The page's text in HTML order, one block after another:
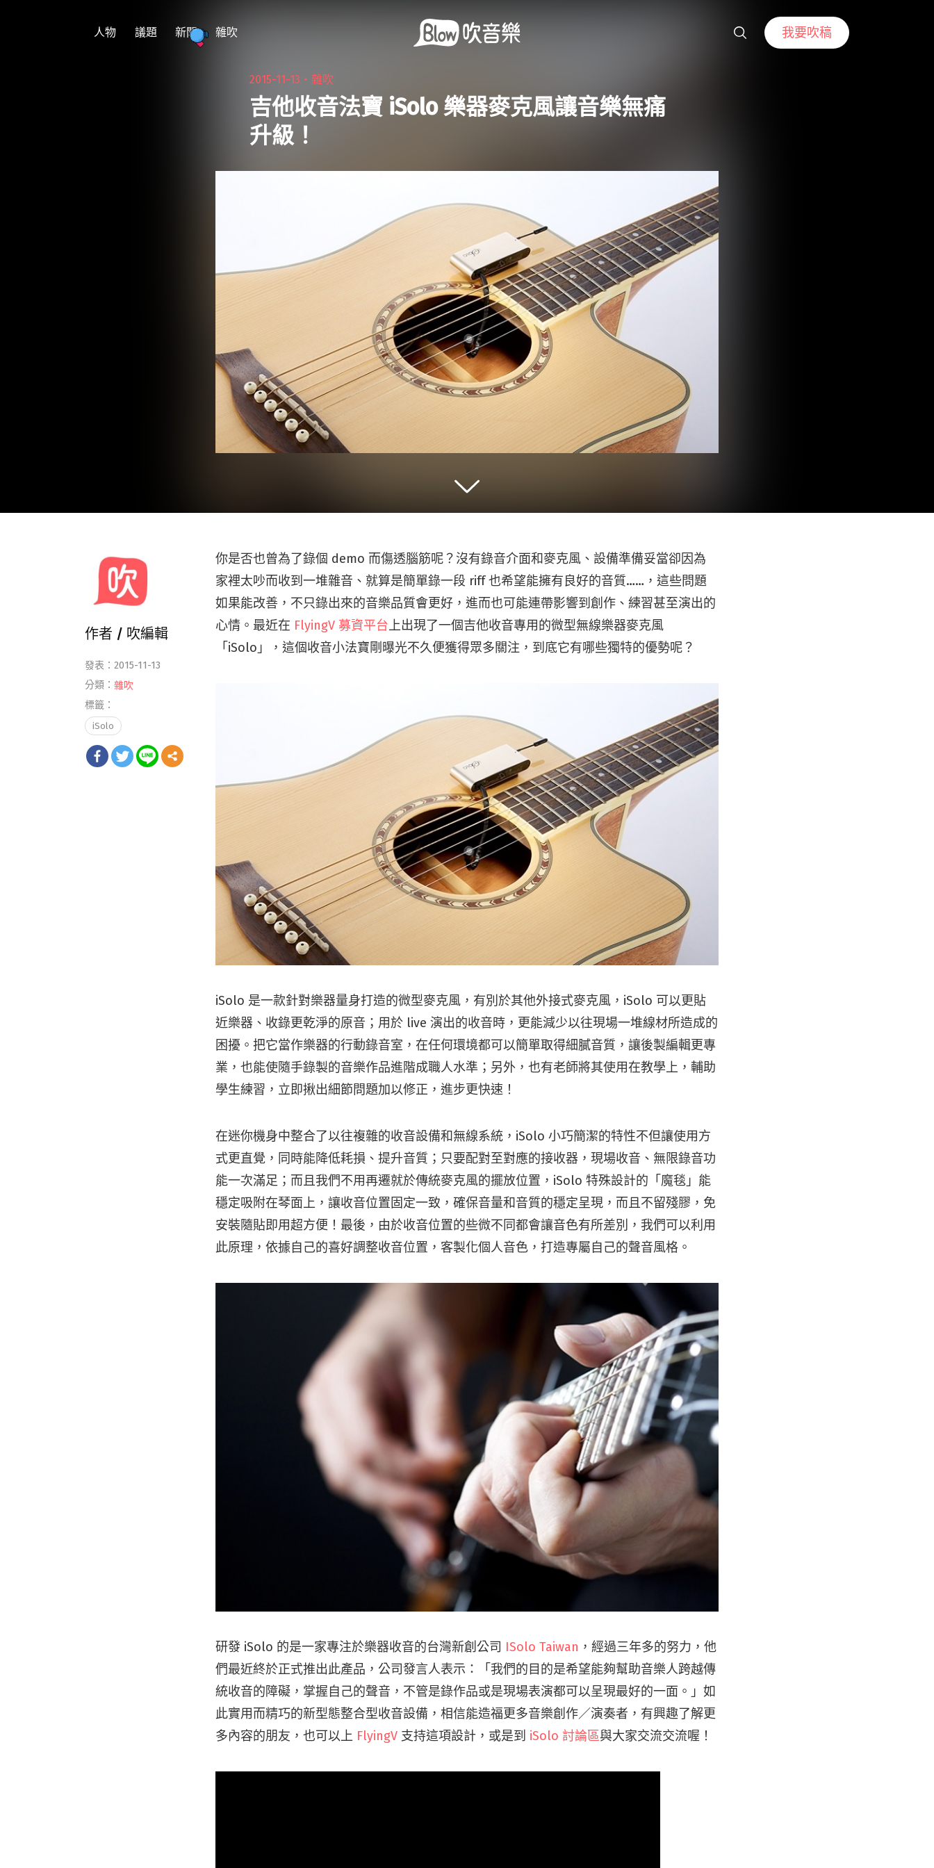
人物 議題 新聞 雜吹 我要吹稿
2015-11-13・雜吹
吉他收音法寶 iSolo 樂器麥克風讓音樂無痛
升級！
你是否也曾為了錄個 demo 而傷透腦筋呢？沒有錄音介面和麥克風、設備準備妥當卻因為
家裡太吵而收到一堆雜音、就算是簡單錄一段 riff 也希望能擁有良好的音質……，這些問題
如果能改善，不只錄出來的音樂品質會更好，進而也可能連帶影響到創作、練習甚至演出的
心情。最近在 FlyingV 募資平台上出現了一個吉他收音專用的微型無線樂器麥克風
「iSolo」，這個收音小法寶剛曝光不久便獲得眾多關注，到底它有哪些獨特的優勢呢？
iSolo 是一款針對樂器量身打造的微型麥克風，有別於其他外接式麥克風，iSolo 可以更貼
近樂器、收錄更乾淨的原音；用於 live 演出的收音時，更能減少以往現場一堆線材所造成的
困擾。把它當作樂器的行動錄音室，在任何環境都可以簡單取得細膩音質，讓後製編輯更專
業，也能使隨手錄製的音樂作品進階成職人水準；另外，也有老師將其使用在教學上，輔助
學生練習，立即揪出細節問題加以修正，進步更快速！
在迷你機身中整合了以往複雜的收音設備和無線系統，iSolo 小巧簡潔的特性不但讓使用方
式更直覺，同時能降低耗損、提升音質；只要配對至對應的接收器，現場收音、無限錄音功
能一次滿足；而且我們不用再遷就於傳統麥克風的擺放位置，iSolo 特殊設計的「魔毯」能
穩定吸附在琴面上，讓收音位置固定一致，確保音量和音質的穩定呈現，而且不留殘膠，免
安裝隨貼即用超方便！最後，由於收音位置的些微不同都會讓音色有所差別，我們可以利用
此原理，依據自己的喜好調整收音位置，客製化個人音色，打造專屬自己的聲音風格。
研發 iSolo 的是一家專注於樂器收音的台灣新創公司 ISolo Taiwan ，經過三年多的努力，他
們最近終於正式推出此產品，公司發言人表示：「我們的目的是希望能夠幫助音樂人跨越傳
統收音的障礙，掌握自己的聲音，不管是錄作品或是現場表演都可以呈現最好的一面。」如
此實用而精巧的新型態整合型收音設備，相信能造福更多音樂創作／演奏者，有興趣了解更
多內容的朋友，也可以上 FlyingV 支持這項設計，或是到 iSolo 討論區與大家交流交流喔！
作者 / 吹編輯
發表：2015-11-13
分類： 雜吹
標籤：
iSolo